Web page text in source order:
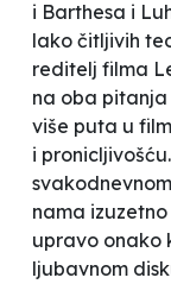
i Barthesa i
lako čitljivih
reditelj filma
na oba pitanja
više puta u
i
nama
upravo onako
ljubavnom